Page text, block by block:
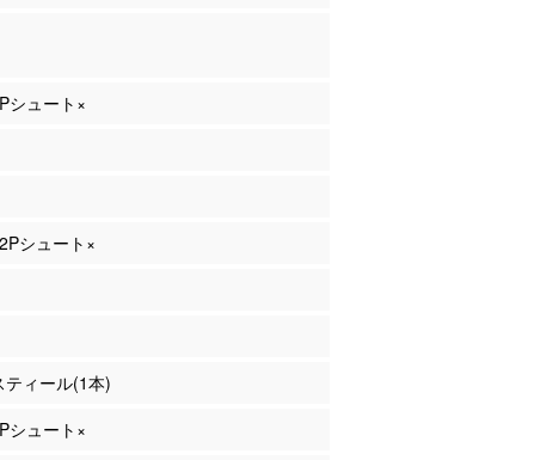
シュート×
シュート×
ィール(1本)
シュート×